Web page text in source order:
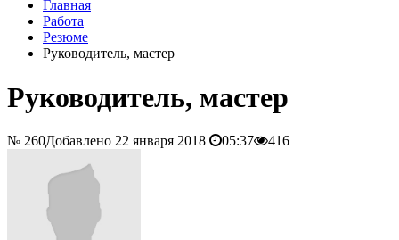
Главная
Работа
Резюме
Руководитель, мастер
Руководитель, мастер
№ 260Добавлено 22 января 2018 05:37 416